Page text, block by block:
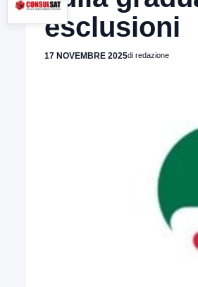
esclusioni
17 NOVEMBRE 2025di redazione